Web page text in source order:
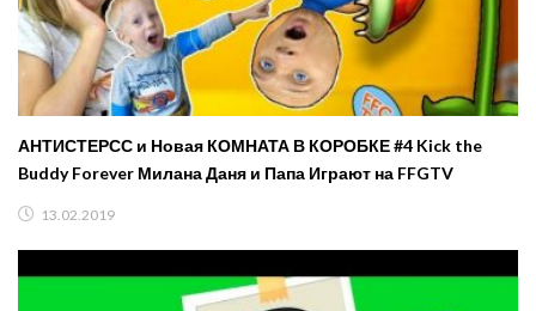
АНТИСТЕРСС и Новая КОМНАТА В КОРОБКЕ #4 Kick the
Buddy Forever Милана Даня и Папа Играют на FFGTV
13.02.2019